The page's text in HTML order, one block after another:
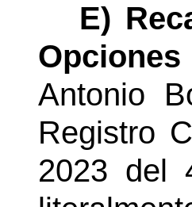
E)
Antonio
Registro
2023 del